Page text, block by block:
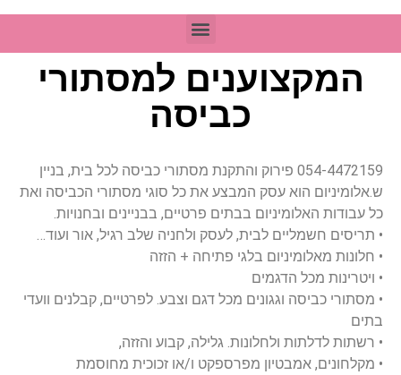
המקצוענים למסתורי
כביסה
054-4472159 פירוק והתקנת מסתורי כביסה לכל בית, בניין
ש.אלומיניום הוא עסק המבצע את כל סוגי מסתורי הכביסה ואת
כל עבודות האלומיניום בבתים פרטיים, בבניינים ובחנויות.
• תריסים חשמליים לבית, לעסק ולחניה שלב רגיל, אור ועוד…
• חלונות מאלומיניום בלגי פתיחה + הזזה
• ויטרינות מכל הדגמים
• מסתורי כביסה וגגונים מכל דגם וצבע. לפרטיים, קבלנים וועדי
בתים
• רשתות לדלתות ולחלונות. גלילה, קבוע והזזה,
• מקלחונים, אמבטיון מפרספקט ו/או זכוכית מחוסמת